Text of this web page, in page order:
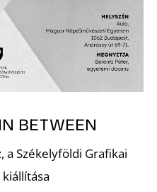
BETWEEN
a Székelyföldi Grafikai